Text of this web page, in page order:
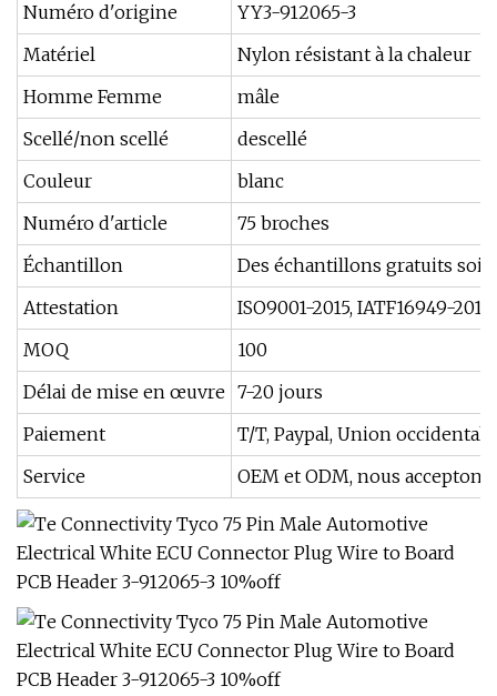
Numéro d'origine
YY3-912065-3
Matériel
Nylon résistant à la chaleur
Homme Femme
mâle
Scellé/non scellé
descellé
Couleur
blanc
Numéro d'article
75 broches
Échantillon
Des échantillons gratuits
Attestation
ISO9001-2015, IATF16949-
MOQ
100
Délai de mise en œuvre 7-20 jours
Paiement
T/T, Paypal, Union occidentale
Service
OEM et ODM, nous